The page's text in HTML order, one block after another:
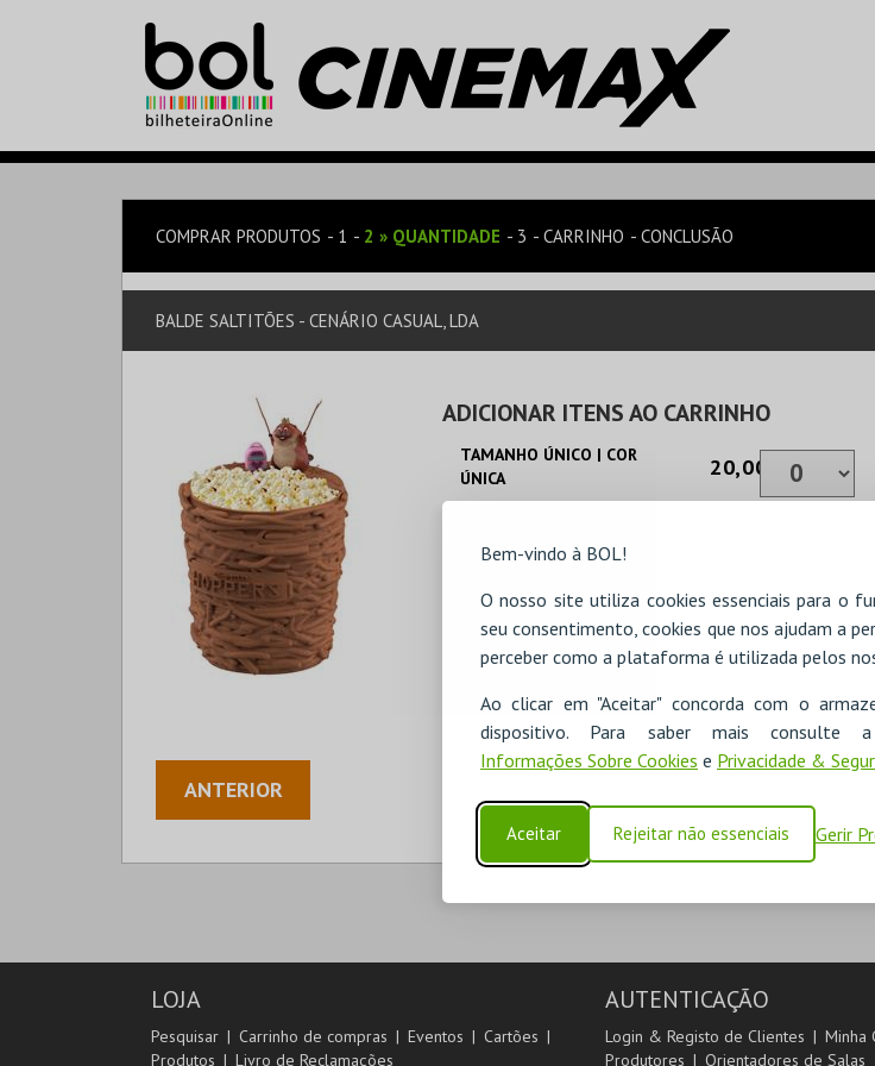
Bem-vindo à BOL!
O nosso site utiliza cookies essenciais para o
seu consentimento, cookies que nos ajudam a
perceber como a plataforma é utilizada pelos
Ao clicar em "Aceitar" concorda com o
dispositivo. Para saber mais consulte
Informações Sobre Cookies e Privacidade &
Aceitar Rejeitar não essenciais Gerir
COMPRAR PRODUTOS 1 2 » QUANTIDADE 3 CARRINHO CONCLUSÃO
BALDE SALTITÕES - CENÁRIO CASUAL, LDA
ADICIONAR ITENS AO CARRINHO
TAMANHO ÚNICO | COR
ÚNICA
20,00€
ADICIONAR
ANTERIOR
LOJA
Pesquisar Carrinho de compras Eventos
Cartões
Produtos
Livro de Reclamações
AUTENTICAÇÃO
Login & Registo de Clientes
Minha
Produtores
Orientadores de Salas